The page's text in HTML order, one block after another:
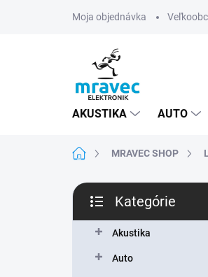
Moja objednávka
AKUSTIKA AUTO
DomovMRAVEC SHOP
B
č
kategórie
Kategórie
Akustika
Auto